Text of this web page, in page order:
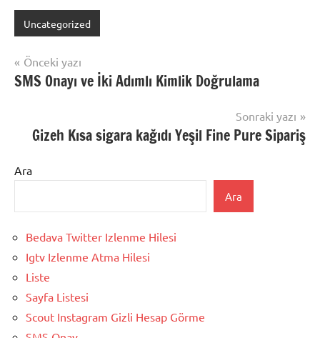
Uncategorized
Yazı
gezinmesi
Önceki yazı
SMS Onayı ve İki Adımlı Kimlik Doğrulama
Sonraki yazı
Gizeh Kısa sigara kağıdı Yeşil Fine Pure Sipariş
Ara
Ara
Bedava Twitter Izlenme Hilesi
Igtv Izlenme Atma Hilesi
Liste
Sayfa Listesi
Scout Instagram Gizli Hesap Görme